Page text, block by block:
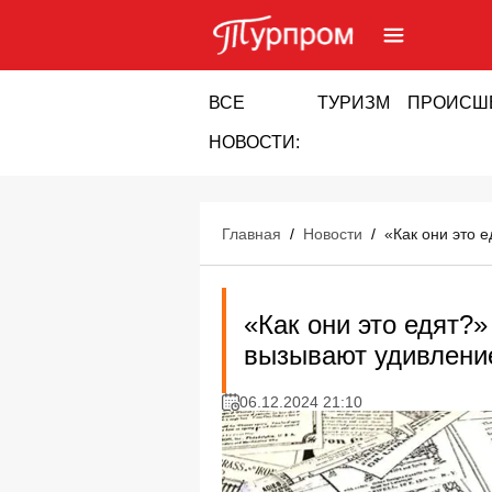
ВСЕ
НОВОСТИ:
ТУРИЗМ
Главная / Новости / «Как они это
«Как они это
вызывают
06.12.2024 21:10